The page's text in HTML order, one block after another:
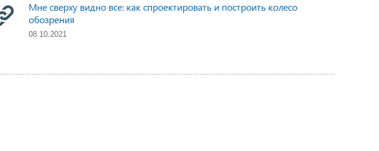
Мне сверху видно все: как спроектировать и построить колесо
обозрения
08.10.2021